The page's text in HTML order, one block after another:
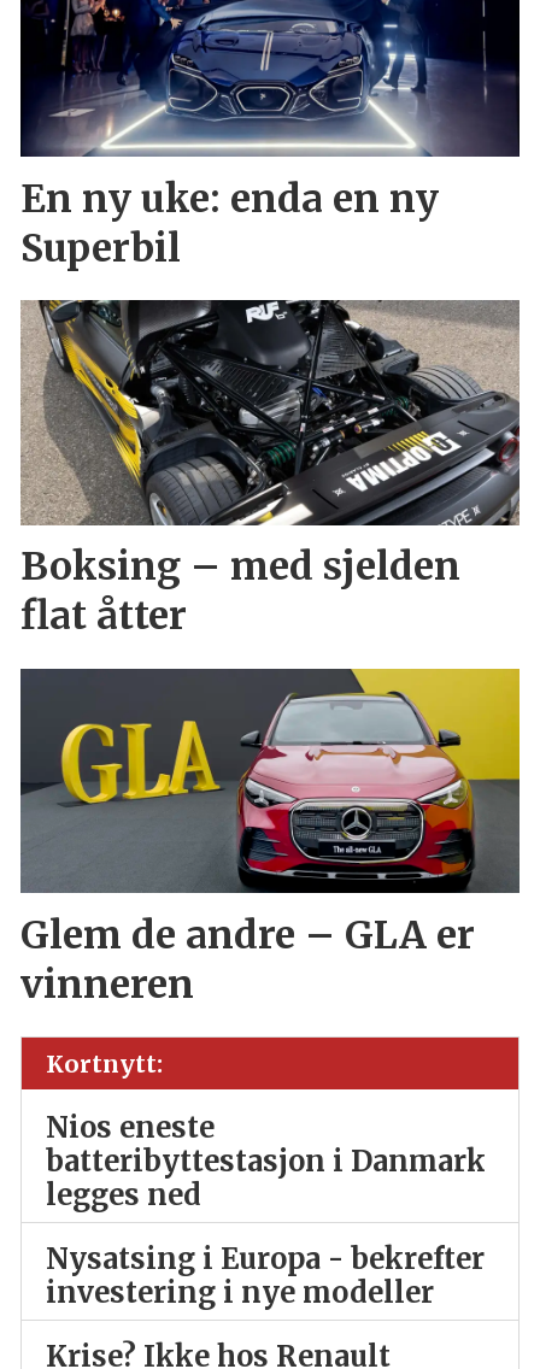
En ny uke: enda en ny
Superbil
Boksing – med sjelden
flat åtter
Glem de andre – GLA er
vinneren
Kortnytt:
Nios eneste
batteribyttestasjon i Danmark
legges ned
Nysatsing i Europa - bekrefter
investering i nye modeller
Krise? Ikke hos Renault